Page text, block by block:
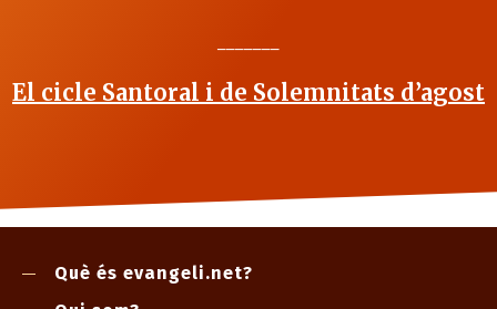
El cicle Santoral i de Solemnitats d’agost
Què és evangeli.net?